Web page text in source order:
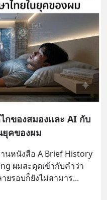
กของสมองและ AI กับ
ยุคของผม
หนังสือ A Brief History
ผมสะดุดเข้ากับคำว่า
ยรอบก็ยังไม่สามาร